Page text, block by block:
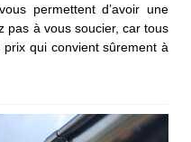
permettent d’avoir une
pas à vous soucier, car tous
qui convient sûrement à